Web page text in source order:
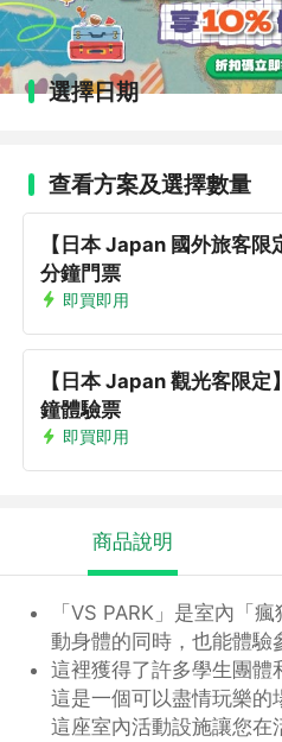
選擇日期
查看方案及選擇數量
【日本 Japan 國外旅客限
分鐘門票
即買即用
【日本 Japan 觀光客限定
鐘體驗票
即買即用
商品說明
「VS PARK」是室內「
動身體的同時，也能體驗
這裡獲得了許多學生團體
這是一個可以盡情玩樂的
這座室內活動設施讓您在